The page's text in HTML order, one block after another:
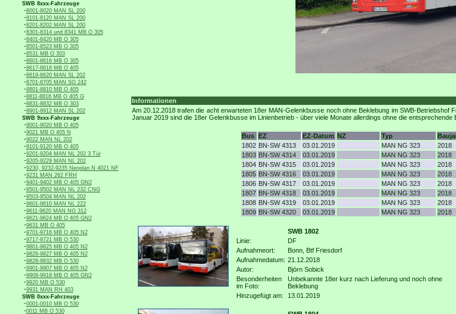
SWB 8xxx-Fahrzeuge
-8001-8020 MAN SL 200
-8101-8120 MAN SL 200
-8201-8202 MAN SL 200
-8301-8314 und 8341 MB O 305
-8401-8420 MB O 305
-8501-8523 MB O 305
-8531 MB O 303
-8601-8616 MB O 305
-8617-8618 MB O 405
-8619-8620 MAN SL 202
-8701-8705 MAN SG 242
-8801-8810 MB O 405
-8811-8816 MB O 405 G
-8831-8832 MB O 303
-8901-8912 MAN SL 202
SWB 9xxx-Fahrzeuge
-9001-9020 MB O 405
-9021 MB O 405 N
-9022 MAN NL 202
-9101-9120 MB O 405
-9201-9204 MAN NL 202 3 Tür
-9205-9229 MAN NL 202
-9230, 9232-9235 Neoplan N 4021 NF
-9231 MAN 262 FRH
-9401-9402 MB O 405 GN2
-9501-9502 MAN NL 232 CNG
-9503-9504 MAN NL 202
-9601-9610 MAN NL 222
-9611-9620 MAN NG 312
-9621-9624 MB O 405 GN2
-9631 MB O 405
-9701-9716 MB O 405 N2
-9717-9721 MB O 530
-9801-9825 MB O 405 N2
-9826-9827 MB O 405 N2
-9828-9832 MB O 530
-9901-9907 MB O 405 N2
-9908-9918 MB O 405 GN2
-9920 MB O 530
-9931 MAN RH 403
SWB 0xxx-Fahrzeuge
-0001-0010 MB O 530
-0011 MB O 530
Informationen
Am 20.12.2018 trafen die acht erwarteten 18er MAN-Gelenkbusse noch ohne Beklebung im SWB-
Januar 2019 sind die 18er Gelenkbusse im Linienbetrieb - über viele Monate allerdings ohne die entsprechende
Bus EZ EZ-Datum NZ Typ
1802 BN-SW 4313 03.01.2019 MAN NG 323 2018
1803 BN-SW 4314 03.01.2019 MAN NG 323 2018
1804 BN-SW 4315 03.01.2019 MAN NG 323 2018
1805 BN-SW 4316 03.01.2019 MAN NG 323 2018
1806 BN-SW 4317 03.01.2019 MAN NG 323 2018
1807 BN-SW 4318 03.01.2019 MAN NG 323 2018
1808 BN-SW 4319 03.01.2019 MAN NG 323 2018
1809 BN-SW 4320 03.01.2019 MAN NG 323 2018
SWB 1802
Linie:
DF
Aufnahmeort:
Bonn, Btf Friesdorf
Aufnahmedatum: 21.12.2018
Autor:
Björn Sobick
Besonderheiten
im Foto:
Unbekannte 18er kurz nach Lieferung und noch ohne
Beklebung
Hinzugefügt am:
13.01.2019